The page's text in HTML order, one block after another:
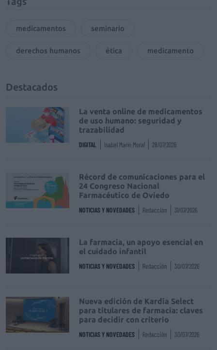
medicamentos seminario
derechos humanos ética medicamento
Destacados
La venta online de medicamentos
de uso humano: seguridad y
trazabilidad
DIGITAL Isabel Marín Moral 28/07/2026
Récord de comunicaciones para el
24 Congreso Nacional
Farmacéutico de Oviedo
NOTICIAS Y NOVEDADES Redacción 31/07/2026
La farmacia, un apoyo esencial en
el cuidado infantil
NOTICIAS Y NOVEDADES Redacción 30/07/2026
Nueva edición de Kardia Select
para titulares de farmacia: claves
para decidir con criterio
NOTICIAS Y NOVEDADES Redacción 30/07/2026